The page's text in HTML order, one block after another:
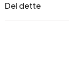
Del dette